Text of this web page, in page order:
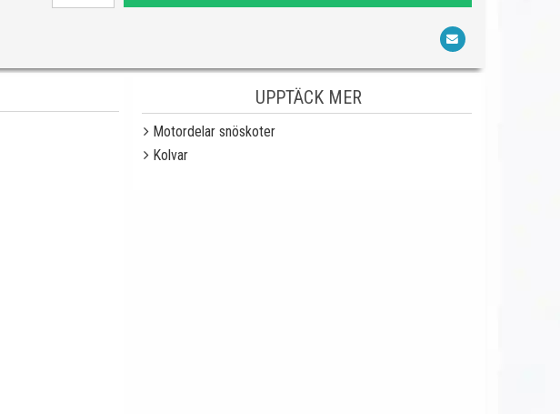
UPPTÄCK MER
Motordelar snöskoter
Kolvar